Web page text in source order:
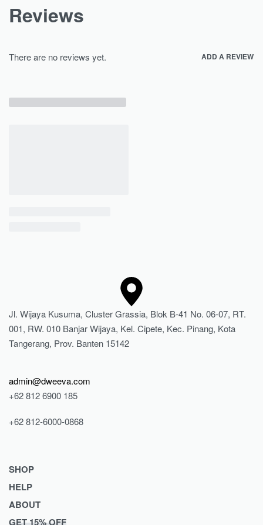
Reviews
There are no reviews yet. ADD A REVIEW
Jl. Wijaya Kusuma, Cluster Grassia, Blok B-41 No. 06-07, RT.
001, RW. 010 Banjar Wijaya, Kel. Cipete, Kec. Pinang, Kota
Tangerang, Prov. Banten 15142
admin@dweeva.com
+62 812 6900 185
+62 812-6000-0868
SHOP
Shop
Collections
HELP
Returns & Exchanges
ABOUT
GET 15% OFF